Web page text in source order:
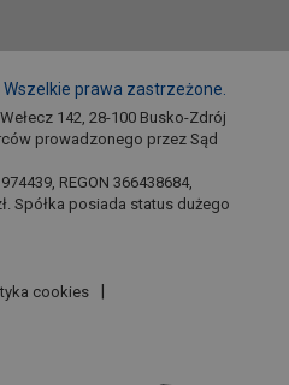
prawa zastrzeżone.
142, 28-100 Busko-Zdrój
prowadzonego przez Sąd
REGON 366438684,
Spółka posiada status dużego
cookies